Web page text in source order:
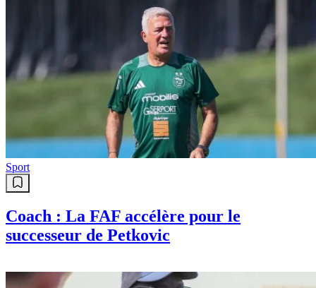
Sport
Coach : La FAF accélère pour le
successeur de Petkovic